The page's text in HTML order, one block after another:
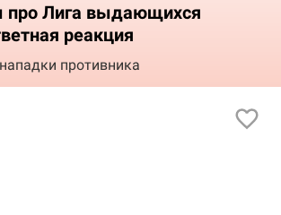
про Лига выдающихся
реакция
противника